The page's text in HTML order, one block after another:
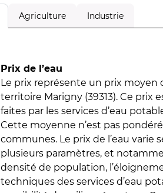
Agriculture Industrie
Prix de l’eau
Le prix représente un prix moyen
territoire Marigny (39313). Ce prix
faites par les services d’eau
Cette moyenne n’est pas
communes. Le prix de l’eau varie
plusieurs paramètres, et
densité de population,
techniques des services d’eau